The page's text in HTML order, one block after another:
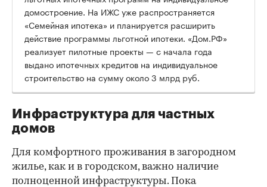
домостроение. На ИЖС уже распространяется
«Семейная ипотека» и планируется расширить
действие программы льготной ипотеки. «Дом.РФ»
реализует пилотные проекты — с начала года
выдано ипотечных кредитов на индивидуальное
строительство на сумму около 3 млрд руб.
Инфраструктура для частных
домов
Для комфортного проживания в загородном
жилье, как и в городском, важно наличие
полноценной инфраструктуры. Пока